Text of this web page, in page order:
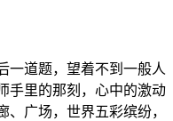
一道题，望着不到一般人
手里的那刻，心中的激动
广场，世界五彩缤纷，